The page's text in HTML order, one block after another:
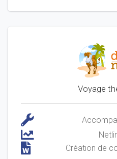
Voyage
Création de